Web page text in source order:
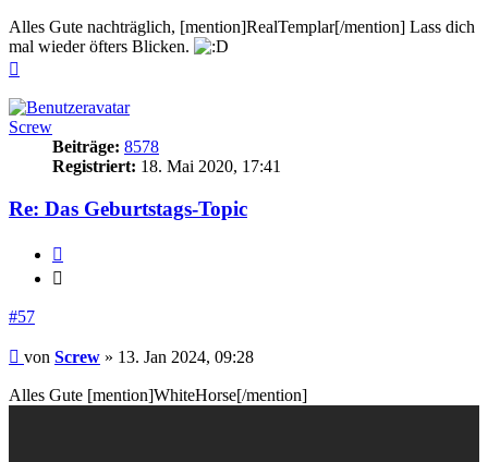
Alles Gute nachträglich, [mention]RealTemplar[/mention] Lass dich
mal wieder öfters Blicken.
Screw
Beiträge: 8578
Registriert: 18. Mai 2020, 17:41
Re: Das Geburtstags-Topic
#57
Beitrag
von Screw » 13. Jan 2024, 09:28
Alles Gute [mention]WhiteHorse[/mention]